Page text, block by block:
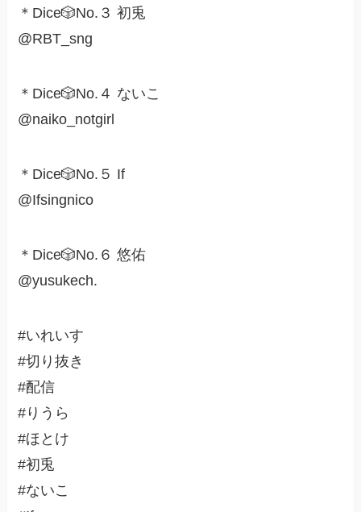
＊Dice🎲No.３ 初兎
@RBT_sng
＊Dice🎲No.４ ないこ
@naiko_notgirl
＊Dice🎲No.５ If
@Ifsingnico
＊Dice🎲No.６ 悠佑
@yusukech.
#いれいす
#切り抜き
#配信
#りうら
#ほとけ
#初兎
#ないこ